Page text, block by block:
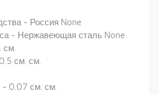
- Россия None
- Нержавеющая сталь None
см.
см. см.
- 0.07 см. см.